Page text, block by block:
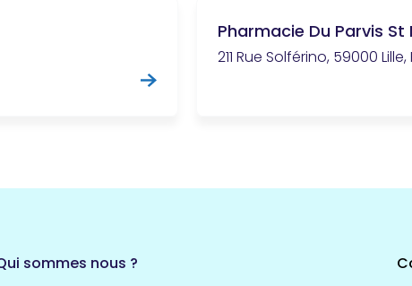
Pharmacie Du Parvis St
211 Rue Solférino, 59000
sommes nous ?